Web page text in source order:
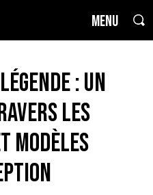
MENU
: un
les
modèles